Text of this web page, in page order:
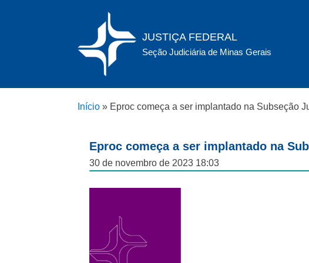
JUSTIÇA FEDERAL
Seção Judiciária de Minas Gerais
Início » Eproc começa a ser implantado na Subseção
Eproc começa a ser implantado na
30 de novembro de 2023 18:03